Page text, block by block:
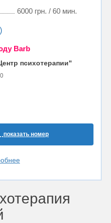
6000 грн. / 60 мин.
Barb
психотерапии"
показать номер